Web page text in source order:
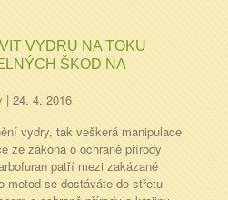
VYDRU NA TOKU
ŠKOD NA
| 24. 4. 2016
vydry, tak veškerá manipulace
ze zákona o ochraně přírody
patří mezi zakázané
metod se dostáváte do střetu